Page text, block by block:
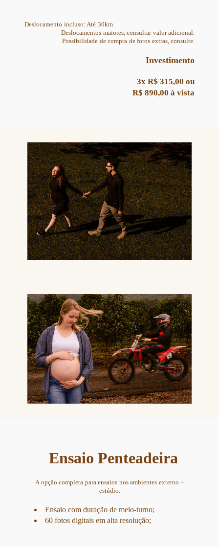
Deslocamento incluso: Até 30km
Deslocamentos maiores, consultar valor adicional.
Possibilidade de compra de fotos extras, consulte.
Investimento
3x R$ 315,00 ou
R$ 890,00 à vista
Ensaio Penteadeira
A opção completa para ensaios nos ambientes externo +
estúdio.
Ensaio com duração de meio-turno;
60 fotos digitais em alta resolução;